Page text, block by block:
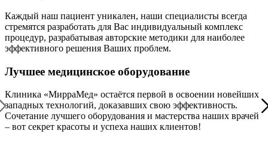
Каждый наш пациент уникален, наши специалисты всегда
стремятся разработать для Вас индивидуальный комплекс
процедур, разрабатывая авторские методики для наиболее
эффективного решения Ваших проблем.
Лучшее медицинское оборудование
Клиника «МирраМед» остаётся первой в освоении новейших
западных технологий, доказавших свою эффективность.
Сочетание лучшего оборудования и мастерства наших врачей
– вот секрет красоты и успеха наших клиентов!